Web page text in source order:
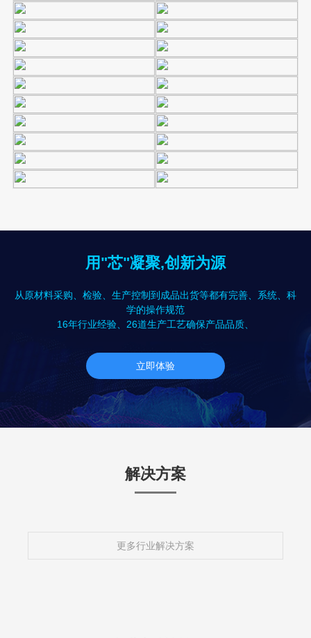
用"芯"凝聚,创新为源
从原材料采购、检验、生产控制到成品出货等都有完善、系统、科
学的操作规范
16年行业经验、26道生产工艺确保产品品质、
立即体验
解决方案
更多行业解决方案